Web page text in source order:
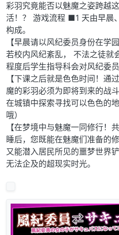
彩羽究竟能否以魅魔之姿跨越
活！？ 游戏流程 ■1 天由早晨
构成。
【早晨请以风纪委员身份在学
若校内风纪紊乱， 不法之徒就
程度后学生指导科会对风纪委
【下课之后就是色色时间！通
魔的彩羽必须为即将到来的战
在城镇中探索寻找可以色色的
哦）
【在梦境中与魅魔一同修行！
睡后，您既能在魅魔们准备的
又能潜入居民所见的噩梦世界
无法企及的超现实时光。